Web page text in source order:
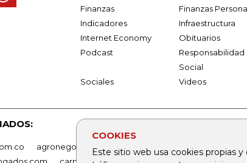
COOKIES
Este sitio web usa cookies propias y
Finanzas
Finanzas
Indicadores
Infraestructura
Internet Economy
Obituarios
Podcast
Responsabilidad
Social
Sociales Videos
agronegocios.co empresas.larepublica.co